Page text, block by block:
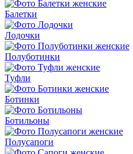
Балетки
Лодочки
Полуботинки
Туфли
Ботинки
Ботильоны
Полусапоги